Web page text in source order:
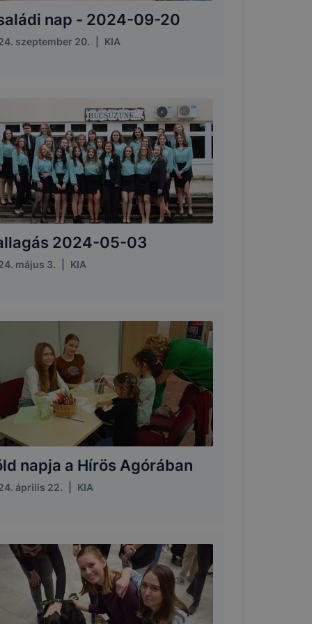
nap - 2024-09-20
szeptember 20. KIA
2024-05-03
május 3. KIA
napja a Hírös Agórában
április 22. KIA